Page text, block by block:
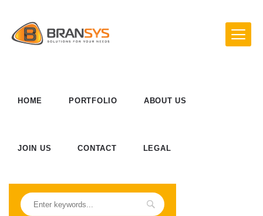
HOME PORTFOLIO ABOUT US
JOIN US CONTACT LEGAL